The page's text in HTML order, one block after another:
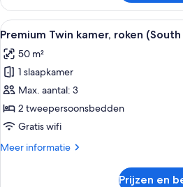
Twin
kamer,
roken
Wing)
Alle
foto's
voor
Premium
Twin
kamer,
roken
Wing)
Een
5
Premium Twin kamer, roken
50 m²
1 slaapkamer
Max. aantal: 3
2 tweepersoonsbedden
Gratis wifi
Meer informatie
Meer
Prijzen en